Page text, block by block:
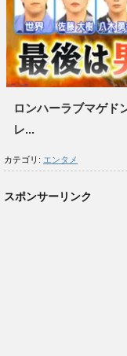
ロンハーラブマゲド
レ...
カテゴリ: エンタメ
スポンサーリンク